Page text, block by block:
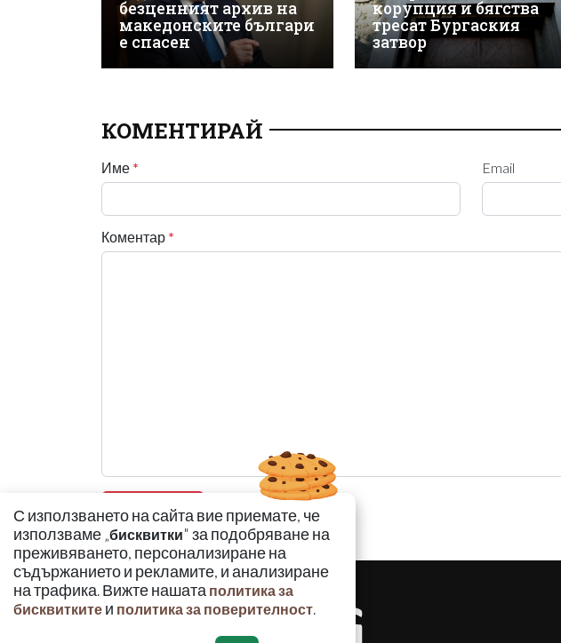
безценният архив на
македонските българи
е спасен
корупция и бягства
тресат Бургаския
затвор
КОМЕНТИРАЙ
Име * Email
Коментар *
С използването на сайта вие приемате, че
използваме „бисквитки" за подобряване на
преживяването, персонализиране на
съдържанието и рекламите, и анализиране
на трафика. Вижте нашата политика за
бисквитките и политика за поверителност.